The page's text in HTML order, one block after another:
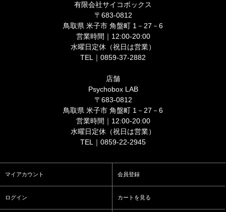
有限会社サイコボックス
〒683-0812
鳥取県 米子市 角盤町 1－27－6
営業時間｜12:00-20:00
水曜日定休（祝日は営業）
TEL｜0859-37-2882
店舗
Psychobox LAB
〒683-0812
鳥取県 米子市 角盤町 1－27－6
営業時間｜12:00-20:00
水曜日定休（祝日は営業）
TEL｜0859-22-2945
マイアカウント 会員登録
ログイン カートを見る